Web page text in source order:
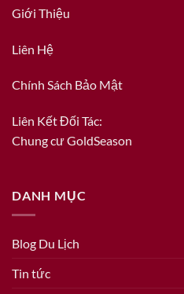
Giới Thiệu
Liên Hệ
Chính Sách Bảo Mật
Liên Kết Đối Tác:
Chung cư GoldSeason
DANH MỤC
Blog Du Lịch
Tin tức